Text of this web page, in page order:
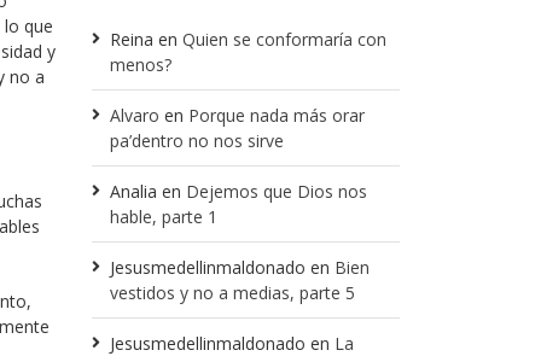
que
y
no a
Reina en Quien se conformaría con
menos?
Alvaro en Porque nada más orar
pa’dentro no nos sirve
Analia en Dejemos que Dios nos
hable, parte 1
Jesusmedellinmaldonado en Bien
vestidos y no a medias, parte 5
Jesusmedellinmaldonado en La